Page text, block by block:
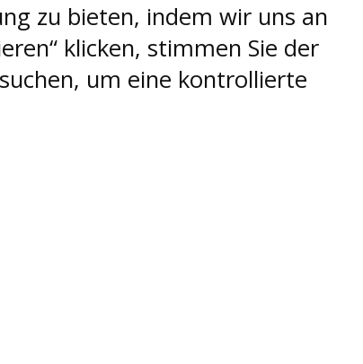
zu bieten, indem wir uns an
klicken, stimmen Sie der
um eine kontrollierte